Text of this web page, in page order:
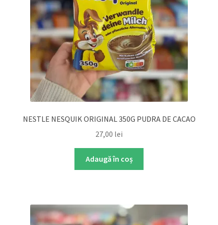
NESTLE NESQUIK ORIGINAL 350G PUDRA DE CACAO
27,00 lei
Adaugă în coș